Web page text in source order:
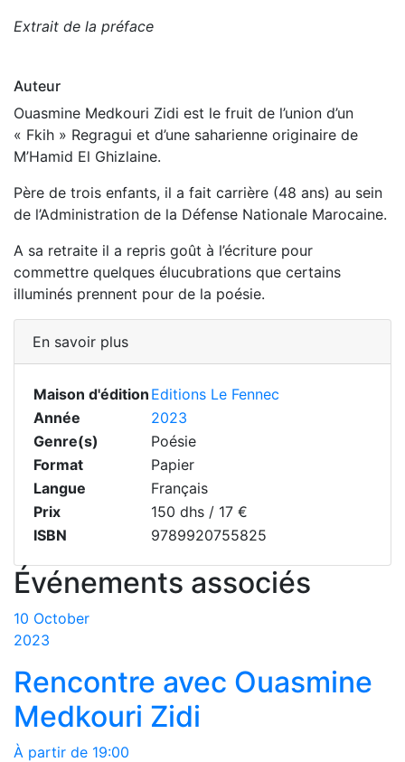
Extrait de la préface
Auteur
Ouasmine Medkouri Zidi est le fruit de l’union d’un
« Fkih » Regragui et d’une saharienne originaire de
M’Hamid El Ghizlaine.
Père de trois enfants, il a fait carrière (48 ans) au sein
de l’Administration de la Défense Nationale Marocaine.
A sa retraite il a repris goût à l’écriture pour
commettre quelques élucubrations que certains
illuminés prennent pour de la poésie.
En savoir plus
Maison d'édition Editions Le Fennec
Année
2023
Genre(s)
Poésie
Format
Papier
Langue
Français
Prix
150 dhs / 17 €
ISBN
9789920755825
Événements associés
10 October
2023
Rencontre avec Ouasmine
Medkouri Zidi
À partir de 19:00